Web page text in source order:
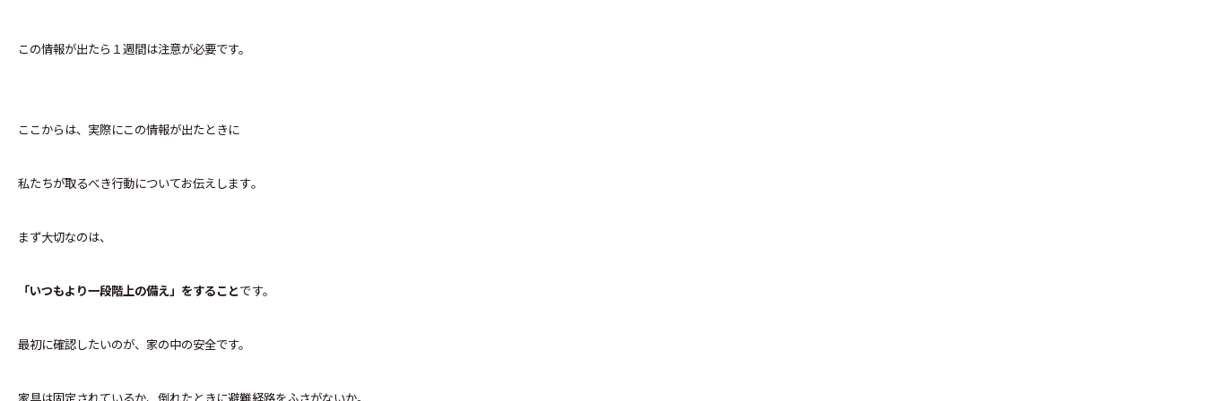
この情報が出たら１週間は注意が必要です。
ここからは、実際にこの情報が出たときに
私たちが取るべき行動についてお伝えします。
まず大切なのは、
「いつもより一段階上の備え」をすることです。
最初に確認したいのが、家の中の安全です。
家具は固定されているか、倒れたときに避難経路をふさがないか。